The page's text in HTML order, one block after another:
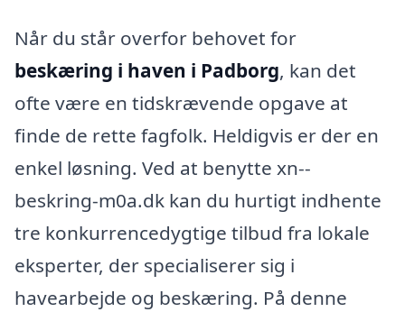
Når du står overfor behovet for
beskæring i haven i Padborg, kan det
ofte være en tidskrævende opgave at
finde de rette fagfolk. Heldigvis er der en
enkel løsning. Ved at benytte xn--
beskring-m0a.dk kan du hurtigt indhente
tre konkurrencedygtige tilbud fra lokale
eksperter, der specialiserer sig i
havearbejde og beskæring. På denne